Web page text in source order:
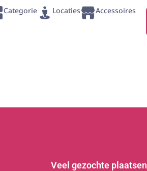
Categorie Locaties Accessoires
Veel gezochte plaatsen